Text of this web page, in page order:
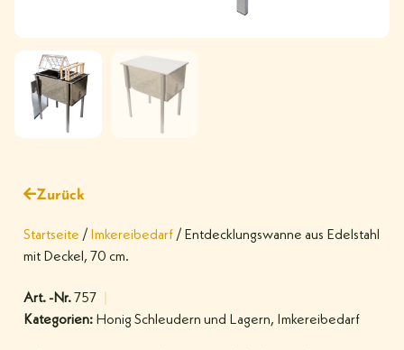
Zurück
Startseite / Imkereibedarf / Entdecklungswanne aus Edelstahl
mit Deckel, 70 cm.
Art. -Nr.757
Kategorien: Honig Schleudern und Lagern, Imkereibedarf